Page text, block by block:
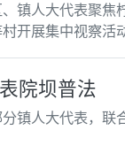
镇人大代表聚
开展集中视察活动
院坝普法
镇人大代表，